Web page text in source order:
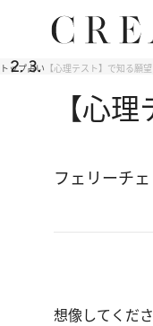
トップ占い 【心理テスト】で知る願
【心
フェリーチェ
想像してくだ